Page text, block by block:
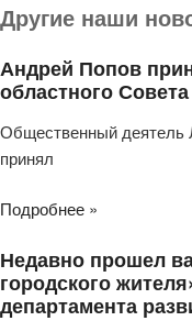
Другие наши
Андрей Попов
областного
Общественный деятель
принял
Подробнее »
Недавно прошел
городского
департамента